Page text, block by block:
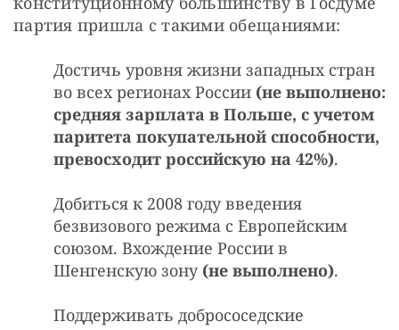
партия пришла с такими обещаниями:
Достичь уровня жизни западных стран
во всех регионах России (не выполнено:
средняя зарплата в Польше, с учетом
паритета покупательной способности,
превосходит российскую на 42%).
Добиться к 2008 году введения
безвизового режима с Европейским
союзом. Вхождение России в
Шенгенскую зону (не выполнено).
Поддерживать добрососедские